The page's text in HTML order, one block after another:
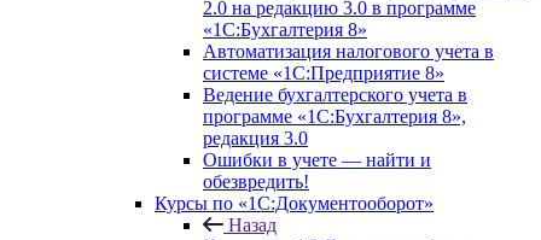
2.0 на редакцию 3.0 в программе
«1С:Бухгалтерия 8»
Автоматизация налогового учета в
системе «1С:Предприятие 8»
Ведение бухгалтерского учета в
программе «1С:Бухгалтерия 8»,
редакция 3.0
Ошибки в учете — найти и
обезвредить!
Курсы по «1С:Документооборот»
Назад